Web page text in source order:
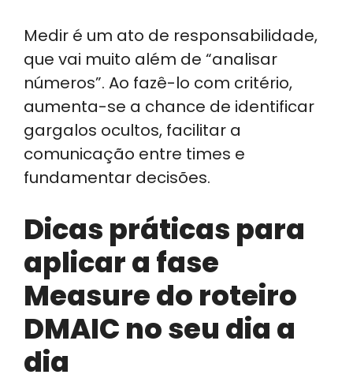
Medir é um ato de responsabilidade,
que vai muito além de “analisar
números”. Ao fazê-lo com critério,
aumenta-se a chance de identificar
gargalos ocultos, facilitar a
comunicação entre times e
fundamentar decisões.
Dicas práticas para
aplicar a fase
Measure do roteiro
DMAIC no seu dia a
dia